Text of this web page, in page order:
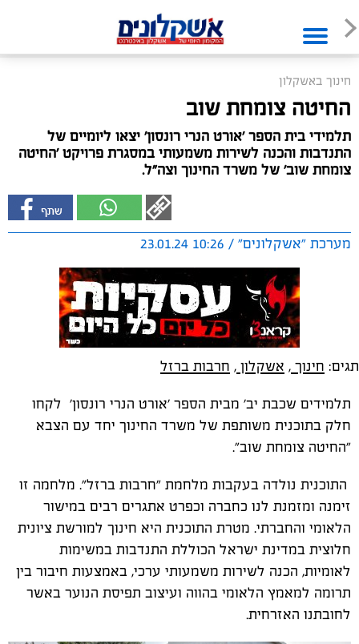
חינוך באשקלון
החיטה צומחת שוב
תלמידי בית הספר 'אורט הנרי רונסון' יצאו ליומיים של
התנדבות והכנה לשירות משמעותי במסגרת פרויקט 'החיטה
צומחת שוב' של משרד החינוך וצה"ל.
מערכת "אשקלונים" / 10:26 23.01.24
תגים: חינוך , אשקלון , חרבות ברזל
תלמידים שכבת יב' מבית הספר 'אורט הנרי רונסון' לקחו
חלק בתוכנית משותפת של משרד החינוך יחד עם הצבא
"החיטה צומחת שוב".
התוכנית נולדה בעקבות מלחמת "חרבות ברזל". מלחמה זו
זימנה ומזמנת לנו כחברה וכפרט אתגרים רבים במישור
הלאומי והחברתי. מטרת התוכנית היא חינוך למורשת ציונית
חלוצית במדינת ישראל הכוללת התנדבות במשימות
לאומיות, הכנה לשירות משמעותי ערכי, באמצעות חיבור בין
תרומה למאמץ הלאומי בהווה ועיצוב תפיסת הנוער באשר
לחובתנו האזרחית.